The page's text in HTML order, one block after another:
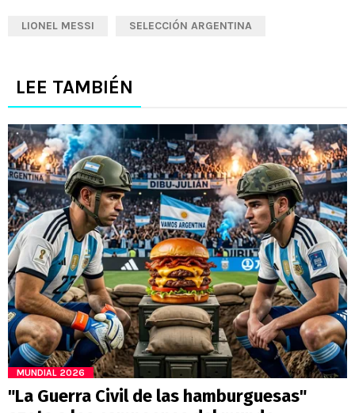
LIONEL MESSI SELECCIÓN ARGENTINA
LEE TAMBIÉN
MUNDIAL 2026
"La Guerra Civil de las hamburguesas"